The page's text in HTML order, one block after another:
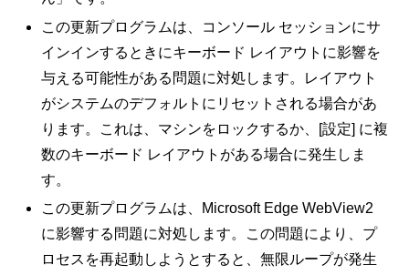
この更新プログラムは、コンソール セッションにサ
インインするときにキーボード レイアウトに影響を
与える可能性がある問題に対処します。レイアウト
がシステムのデフォルトにリセットされる場合があ
ります。これは、マシンをロックするか、[設定] に複
数のキーボード レイアウトがある場合に発生しま
す。
この更新プログラムは、Microsoft Edge WebView2
に影響する問題に対処します。この問題により、プ
ロセスを再起動しようとすると、無限ループが発生